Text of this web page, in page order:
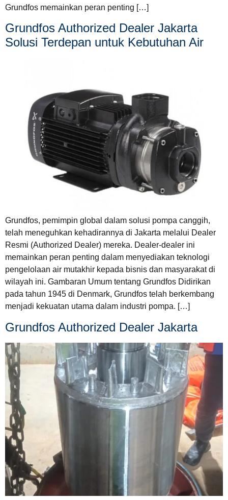
Grundfos memainkan peran penting […]
Grundfos Authorized Dealer Jakarta
Solusi Terdepan untuk Kebutuhan Air
Grundfos, pemimpin global dalam solusi pompa canggih,
telah meneguhkan kehadirannya di Jakarta melalui Dealer
Resmi (Authorized Dealer) mereka. Dealer-dealer ini
memainkan peran penting dalam menyediakan teknologi
pengelolaan air mutakhir kepada bisnis dan masyarakat di
wilayah ini. Gambaran Umum tentang Grundfos Didirikan
pada tahun 1945 di Denmark, Grundfos telah berkembang
menjadi kekuatan utama dalam industri pompa. […]
Grundfos Authorized Dealer Jakarta